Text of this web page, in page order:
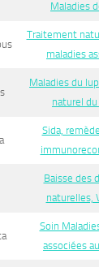
Maladies
Traitement
maladies
Maladies du
naturel
Sida,
Baisse des
naturelles,
Soin
associées